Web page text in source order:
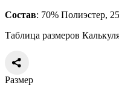
Состав: 70% Полиэстер,
Таблица размеров
Размер